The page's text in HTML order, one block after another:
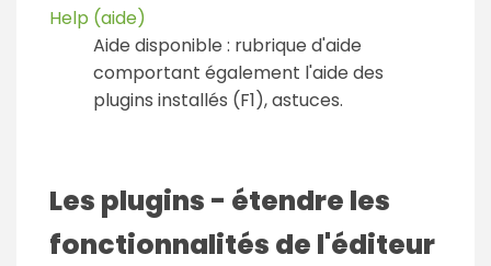
Help (aide)
Aide disponible : rubrique d'aide
comportant également l'aide des
plugins installés (F1), astuces.
Les plugins - étendre les
fonctionnalités de l'éditeur